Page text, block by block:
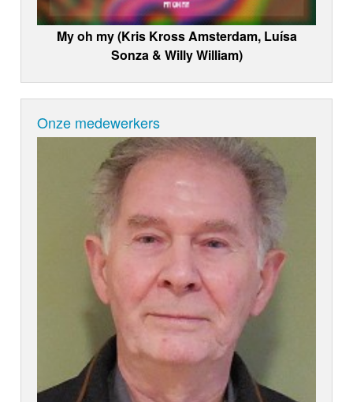
My oh my (Kris Kross Amsterdam, Luísa
Sonza & Willy William)
Onze medewerkers